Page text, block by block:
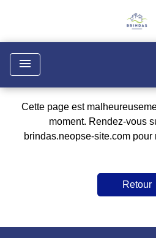
menu
Cette page est
moment. Rendez-vous
brindas.neopse-site.compour
Retour